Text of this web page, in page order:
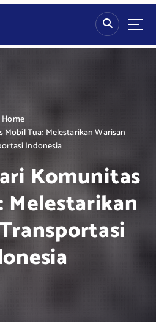
Home
Tua: Melestarikan Warisan
Indonesia
Komunitas
Melestarikan